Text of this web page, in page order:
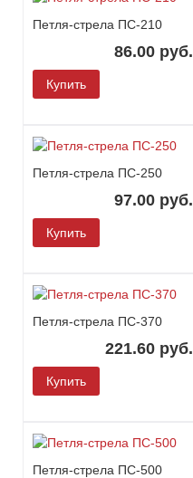
Петля-стрела ПС-210
86.00 руб.
Купить
Петля-стрела ПС-250
97.00 руб.
Купить
Петля-стрела ПС-370
221.60 руб.
Купить
Петля-стрела ПС-500